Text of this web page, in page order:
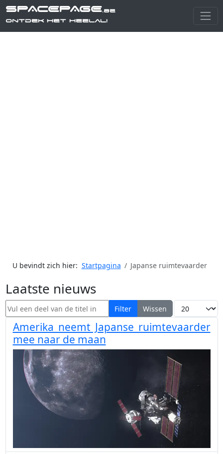
SPACEPAGE.be
Ontdek het heelal!
U bevindt zich hier: Startpagina Japanse ruimtevaarder
Laatste nieuws
Vul een deel van de titel in Filter Wissen Toon #
Amerika neemt Japanse ruimtevaarder
mee naar de maan